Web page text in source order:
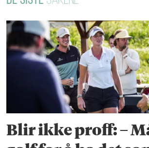
Blir ikke proff: –